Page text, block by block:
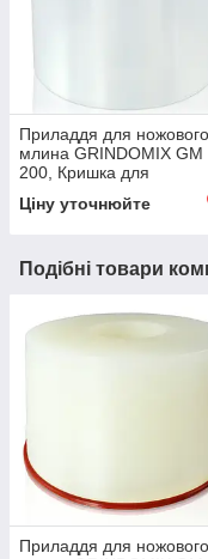
Приладдя для ножового
млина GRINDOMIX GM
200, Кришка для
розмольного судини до
Ціну уточнюйте
Подібні товари
Приладдя для ножового